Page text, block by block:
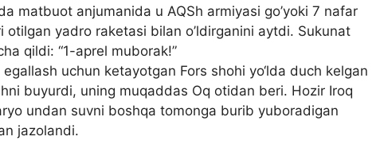
matbuot anjumanida u AQSh armiyasi go’yoki 7 nafar
otilgan yadro raketasi bilan o’ldirganini aytdi. Sukunat
qildi: “1-aprel muborak!”
egallash uchun ketayotgan Fors shohi yo‘lda duch kelgan
buyurdi, uning muqaddas Oq otidan beri. Hozir Iroq
undan suvni boshqa tomonga burib yuboradigan
jazolandi.